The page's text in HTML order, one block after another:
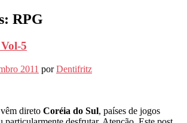
RPG
5
2011 porDentifritz
direto Coréia do Sul, países de jogos